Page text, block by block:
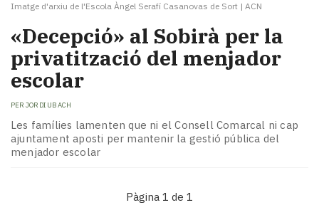
Imatge d'arxiu de l'Escola Àngel Serafí Casanovas de Sort | ACN
«Decepció» al Sobirà per la
privatització del menjador
escolar
PER JORDI UBACH
Les famílies lamenten que ni el Consell Comarcal ni cap
ajuntament aposti per mantenir la gestió pública del
menjador escolar
Pàgina 1 de 1